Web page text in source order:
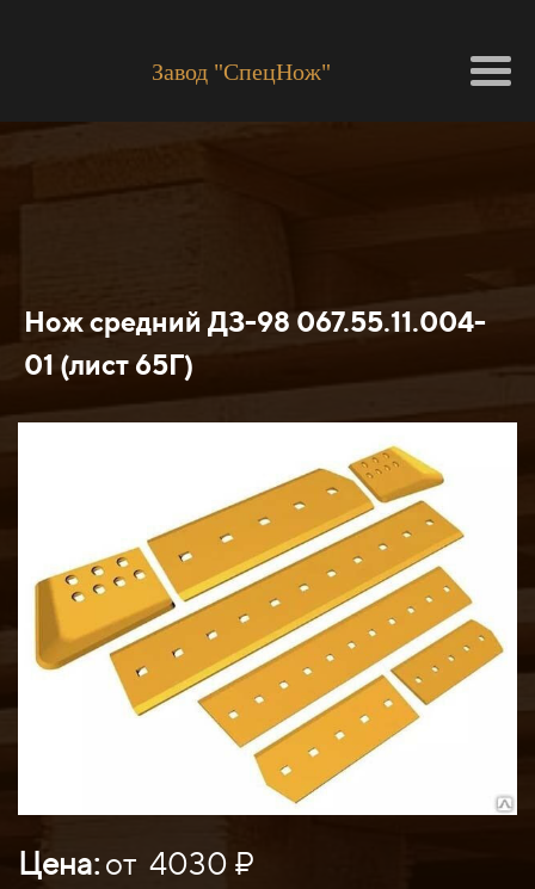
Завод "СпецНож"
Нож средний ДЗ-98 067.55.11.004-
01 (лист 65Г)
Цена:от 4030 ₽